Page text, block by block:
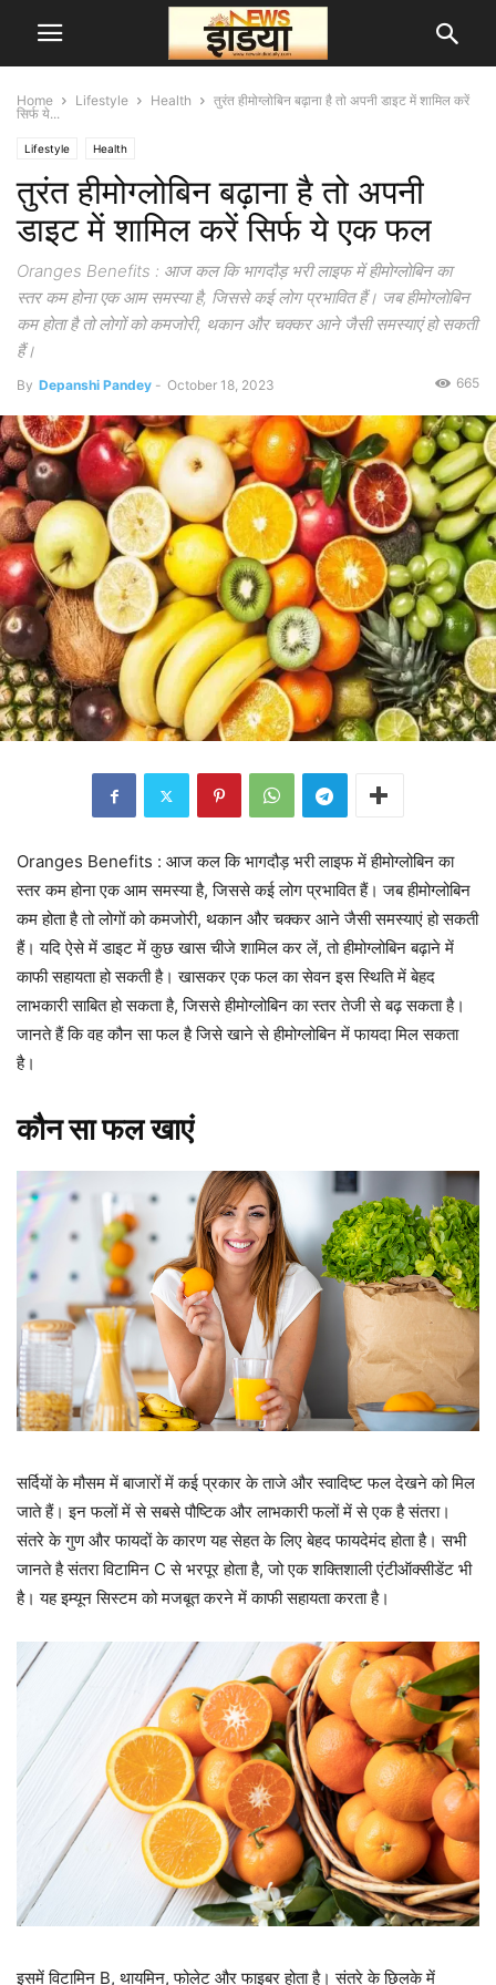
Home Lifestyle Health
तुरंत हीमोग्लोबिन बढ़ाना है तो अपनी डाइट में शामिल करें
सिर्फ ये...
Lifestyle Health
तुरंत हीमोग्लोबिन बढ़ाना है तो अपनी
डाइट में शामिल करें सिर्फ ये एक फल
Oranges Benefits : आज कल कि भागदौड़ भरी लाइफ में हीमोग्लोबिन का
स्तर कम होना एक आम समस्या है, जिससे कई लोग प्रभावित हैं। जब हीमोग्लोबिन
कम होता है तो लोगों को कमजोरी, थकान और चक्कर आने जैसी समस्याएं हो सकती
हैं।
By Depanshi Pandey - October 18, 2023 665
Oranges Benefits : आज कल कि भागदौड़ भरी लाइफ में हीमोग्लोबिन का
स्तर कम होना एक आम समस्या है, जिससे कई लोग प्रभावित हैं। जब हीमोग्लोबिन
कम होता है तो लोगों को कमजोरी, थकान और चक्कर आने जैसी समस्याएं हो सकती
हैं। यदि ऐसे में डाइट में कुछ खास चीजे शामिल कर लें, तो हीमोग्लोबिन बढ़ाने में
काफी सहायता हो सकती है। खासकर एक फल का सेवन इस स्थिति में बेहद
लाभकारी साबित हो सकता है, जिससे हीमोग्लोबिन का स्तर तेजी से बढ़ सकता है।
जानते हैं कि वह कौन सा फल है जिसे खाने से हीमोग्लोबिन में फायदा मिल सकता
है।
कौन सा फल खाएं
सर्दियों के मौसम में बाजारों में कई प्रकार के ताजे और स्वादिष्ट फल देखने को मिल
जाते हैं। इन फलों में से सबसे पौष्टिक और लाभकारी फलों में से एक है संतरा।
संतरे के गुण और फायदों के कारण यह सेहत के लिए बेहद फायदेमंद होता है। सभी
जानते है संतरा विटामिन C से भरपूर होता है, जो एक शक्तिशाली एंटीऑक्सीडेंट भी
है। यह इम्यून सिस्टम को मजबूत करने में काफी सहायता करता है।
इसमें विटामिन B, थायमिन, फोलेट और फाइबर होता है। संतरे के छिलके में